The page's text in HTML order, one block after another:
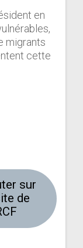
en
migrants
cette
sur
de